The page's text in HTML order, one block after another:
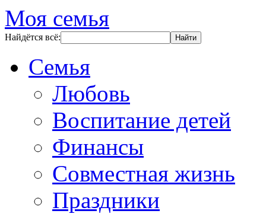
Моя семья
Найдётся всё:
Семья
Любовь
Воспитание детей
Финансы
Совместная жизнь
Праздники